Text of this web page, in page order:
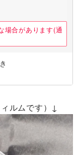
場合があります(通
ルムです）↓